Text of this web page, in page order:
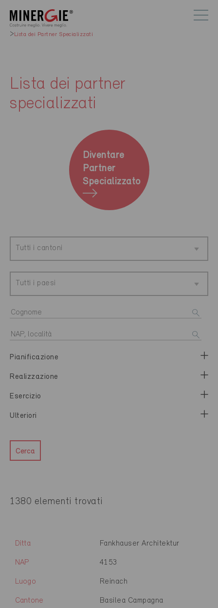
Lista dei Partner Specializzati
Lista dei partner
specializzati
Diventare
Partner
Specializzato
Tutti i cantoni
Tutti i paesi
Pianificazione
Realizzazione
Esercizio
Ulteriori
Cerca
1380 elementi trovati
Ditta Fankhauser Architektur
NAP 4153
Luogo Reinach
Cantone Basilea Campagna